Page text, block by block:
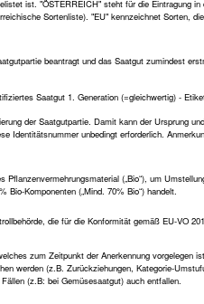
ist. "ÖSTERREICH" steht für die Eintragung
Sortenliste). "EU" kennzeichnet Sorten,
beantragt und das Saatgut zumindest
Saatgut 1. Generation (=gleichwertig) -
der Saatgutpartie. Damit kann der Ursprung
Identitätsnummer unbedingt erforderlich.
(„Bio“), um
Bio-Komponenten („Mind. 70% Bio“) handelt.
die für die Konformität gemäß EU-VO
zum Zeitpunkt der Anerkennung vorgelegen
werden (z.B. Zurückziehungen, Kategorie-
(z.B: bei Gemüsesaatgut) auch entfallen.